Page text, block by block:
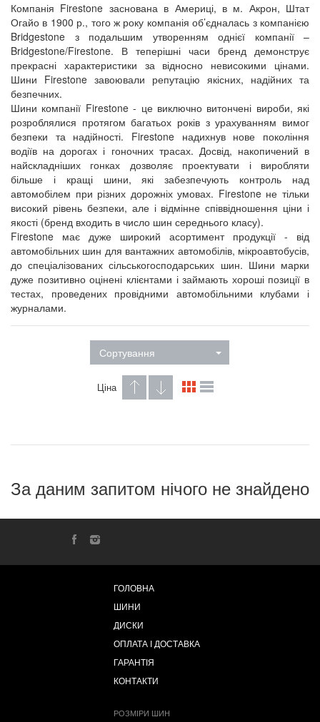
Компанія Firestone заснована в Америці, в м. Акрон, Штат
Огайо в 1900 р., того ж року компанія об’єдналась з компанією
Bridgestone з подальшим утворенням однієї компанії –
Bridgestone/Firestone. В теперішні часи бренд демонструє
прекрасні характеристики за відносно невисокими цінами.
Шини Firestone завоювали репутацію якісних, надійних та
безпечних.
Шини компанії Firestone - це виключно витончені вироби, які
розроблялися протягом багатьох років з урахуванням вимог
безпеки та надійності. Firestone надихнув нове покоління
водіїв на дорогах і гоночних трасах. Досвід, накопичений в
найскладніших гонках дозволяє проектувати і виробляти
більше і кращі шини, які забезпечують контроль над
автомобілем при різних дорожніх умовах. Firestone не тільки
високий рівень безпеки, але і відмінне співвідношення ціни і
якості (бренд входить в число шин середнього класу).
Firestone має дуже широкий асортимент продукції - від
автомобільних шин для вантажних автомобілів, мікроавтобусів,
до спеціалізованих сільськогосподарських шин. Шини марки
дуже позитивно оцінені клієнтами і займають хороші позиції в
тестах, проведених провідними автомобільними клубами і
журналами.
Сортування
Ціна
За даним запитом нічого не знайдено
ГОЛОВНА
ШИНИ
ДИСКИ
ОПЛАТА І ДОСТАВКА
ГАРАНТІЯ
КОНТАКТИ
РОЗМІРИ ШИН